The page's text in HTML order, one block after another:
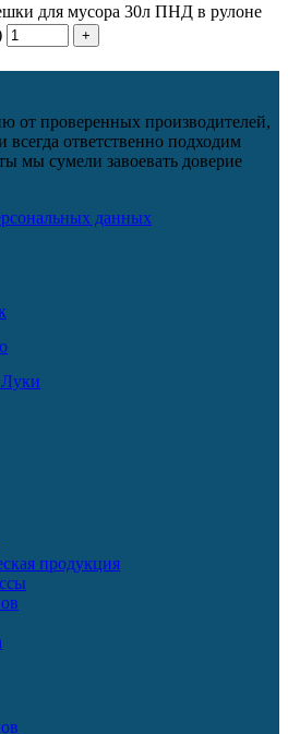
для мусора 30л ПНД в рулоне
от проверенных производителей,
всегда ответственно подходим
мы сумели завоевать доверие
данных
продукция